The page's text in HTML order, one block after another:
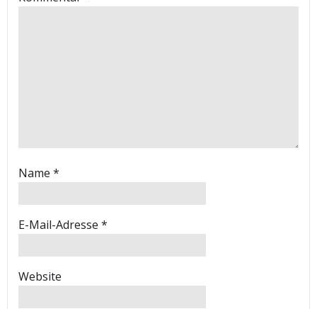
Name *
E-Mail-Adresse *
Website